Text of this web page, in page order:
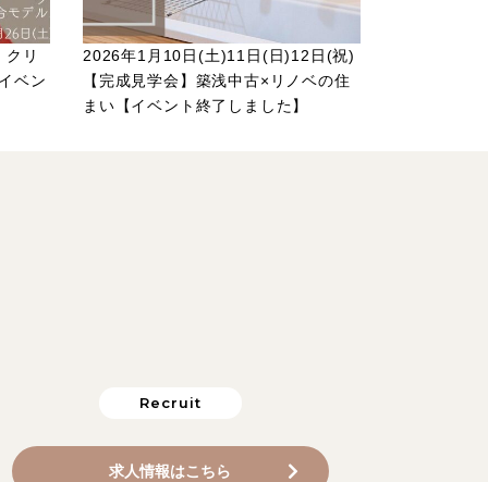
リ
ベン
2026年1月10日(土)11日(日)12日(祝)
【完成見学会】築浅中古×リノベの住
まい【イベント終了しました】
Recruit
求人情報はこちら